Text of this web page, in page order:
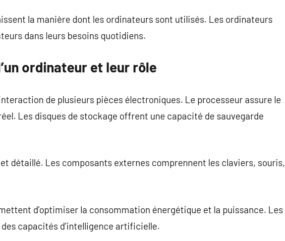
la manière dont les ordinateurs sont utilisés. Les ordinateurs
dans leurs besoins quotidiens.
ordinateur et leur rôle
de plusieurs pièces électroniques. Le processeur assure le
Les disques de stockage offrent une capacité de sauvegarde
détaillé. Les composants externes comprennent les claviers, souris,
d’optimiser la consommation énergétique et la puissance. Les
capacités d’intelligence artificielle.